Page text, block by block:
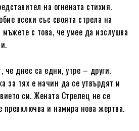
на огнената стихия.
всеки със своята стрела на
с това, че умее да изслушва
че днес са едни, утре – други.
за тях е начин да се утвърдят и
си. Жената Стрелец не се
превключва и намира нова жертва.